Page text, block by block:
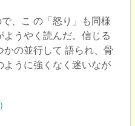
、こ の「怒り」も同様
うやく読んだ。信じる
の並行して 語られ、骨
うに強くなく迷いなが